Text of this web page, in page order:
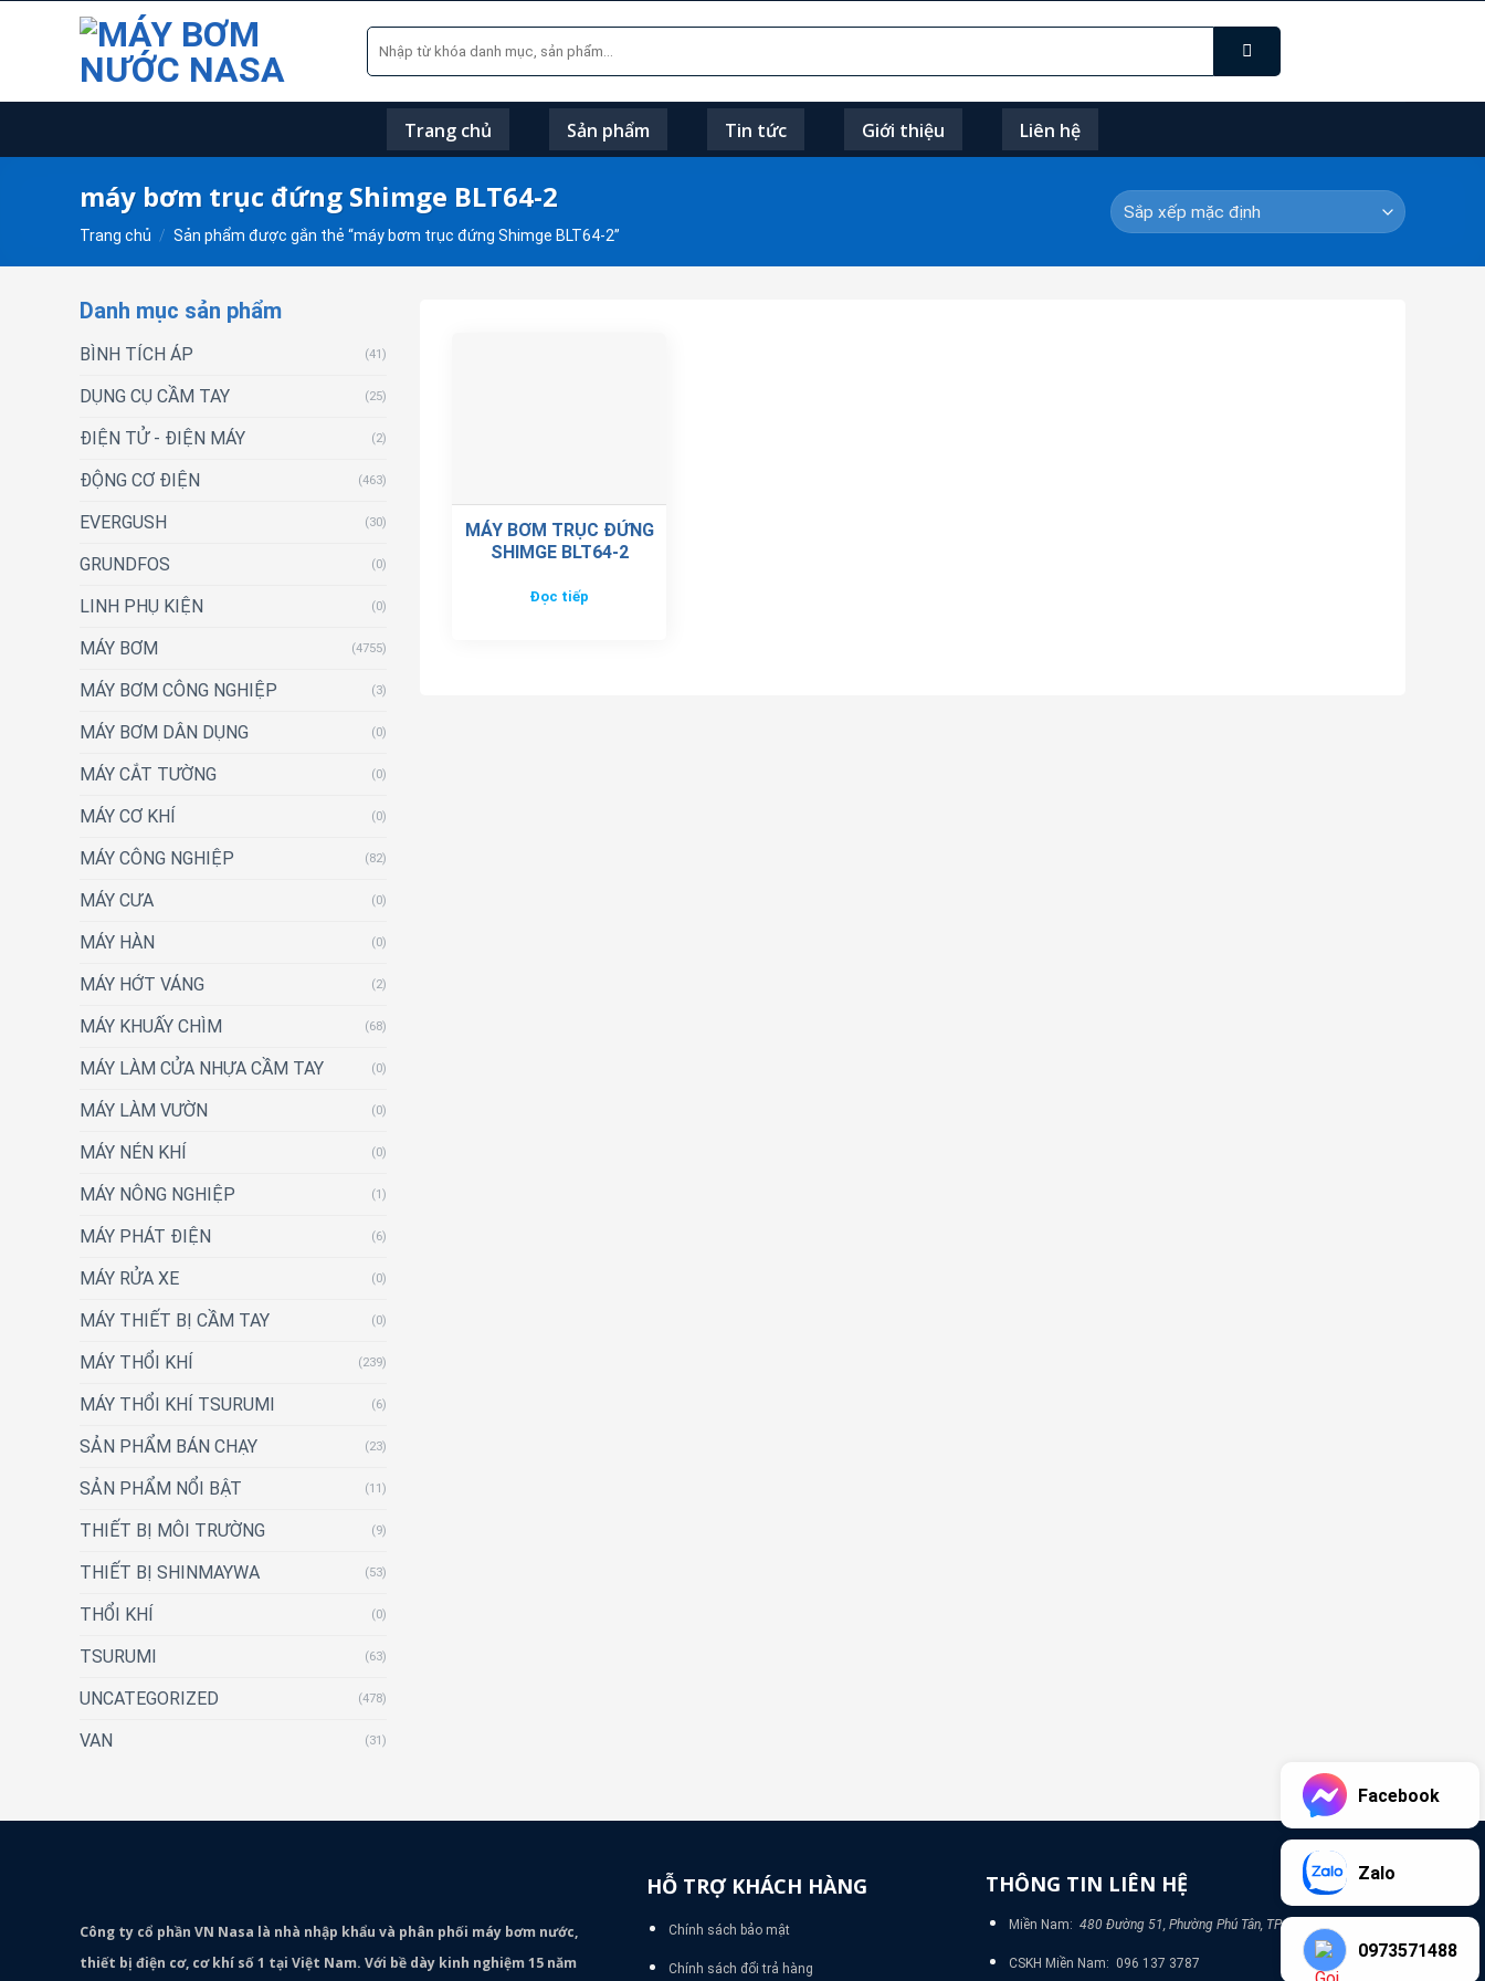
Tìm
kiếm:
Trang chủ Sản phẩm Tin tức Giới thiệu Liên hệ
máy bơm trục đứng Shimge BLT64-2
Trang chủ / Sản phẩm được gắn thẻ “máy bơm trục đứng Shimge BLT64-2”
Danh mục sản phẩm
BÌNH TÍCH ÁP (41)
DỤNG CỤ CẦM TAY (25)
ĐIỆN TỬ - ĐIỆN MÁY (2)
ĐỘNG CƠ ĐIỆN (463)
EVERGUSH (30)
GRUNDFOS (0)
LINH PHỤ KIỆN (0)
MÁY BƠM (4755)
MÁY BƠM CÔNG NGHIỆP (3)
MÁY BƠM DÂN DỤNG (0)
MÁY CẮT TƯỜNG (0)
MÁY CƠ KHÍ (0)
MÁY CÔNG NGHIỆP (82)
MÁY CƯA (0)
MÁY HÀN (0)
MÁY HỚT VÁNG (2)
MÁY KHUẤY CHÌM (68)
MÁY LÀM CỬA NHỰA CẦM TAY (0)
MÁY LÀM VƯỜN (0)
MÁY NÉN KHÍ (0)
MÁY NÔNG NGHIỆP (1)
MÁY PHÁT ĐIỆN (6)
MÁY RỬA XE (0)
MÁY THIẾT BỊ CẦM TAY (0)
MÁY THỔI KHÍ (239)
MÁY THỔI KHÍ TSURUMI (6)
SẢN PHẨM BÁN CHẠY (23)
SẢN PHẨM NỔI BẬT (11)
THIẾT BỊ MÔI TRƯỜNG (9)
THIẾT BỊ SHINMAYWA (53)
THỔI KHÍ (0)
TSURUMI (63)
UNCATEGORIZED (478)
VAN (31)
MÁY BƠM TRỤC ĐỨNG
SHIMGE BLT64-2
Đọc tiếp
Công ty cổ phần VN Nasa là nhà nhập khẩu và phân phối máy bơm nước,
thiết bị điện cơ, cơ khí số 1 tại Việt Nam. Với bề dày kinh nghiệm 15 năm
HỖ TRỢ KHÁCH HÀNG
Chính sách bảo mật
Chính sách đổi trả hàng
THÔNG TIN LIÊN HỆ
Miền Nam: 480 Đường 51, Phường Phú Tân, TP Bình Dương
CSKH Miền Nam: 096 137 3787
Facebook
Zalo
0973571488